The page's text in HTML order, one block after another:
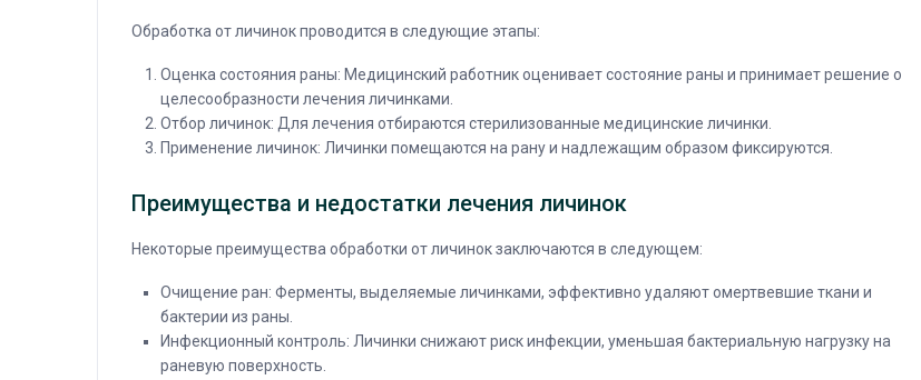
Обработка от личинок проводится в следующие этапы:
Оценка состояния раны: Медицинский работник оценивает состояние раны и принимает решение о
целесообразности лечения личинками.
Отбор личинок: Для лечения отбираются стерилизованные медицинские личинки.
Применение личинок: Личинки помещаются на рану и надлежащим образом фиксируются.
Преимущества и недостатки лечения личинок
Некоторые преимущества обработки от личинок заключаются в следующем:
Очищение ран: Ферменты, выделяемые личинками, эффективно удаляют омертвевшие ткани и
бактерии из раны.
Инфекционный контроль: Личинки снижают риск инфекции, уменьшая бактериальную нагрузку на
раневую поверхность.